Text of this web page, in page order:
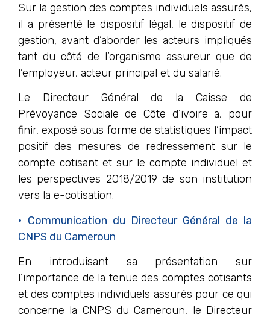
Sur la gestion des comptes individuels assurés,
il a présenté le dispositif légal, le dispositif de
gestion, avant d’aborder les acteurs impliqués
tant du côté de l’organisme assureur que de
l’employeur, acteur principal et du salarié.
Le Directeur Général de la Caisse de
Prévoyance Sociale de Côte d’ivoire a, pour
finir, exposé sous forme de statistiques l’impact
positif des mesures de redressement sur le
compte cotisant et sur le compte individuel et
les perspectives 2018/2019 de son institution
vers la e-cotisation.
• Communication du Directeur Général de la
CNPS du Cameroun
En introduisant sa présentation sur
l’importance de la tenue des comptes cotisants
et des comptes individuels assurés pour ce qui
concerne la CNPS du Cameroun, le Directeur